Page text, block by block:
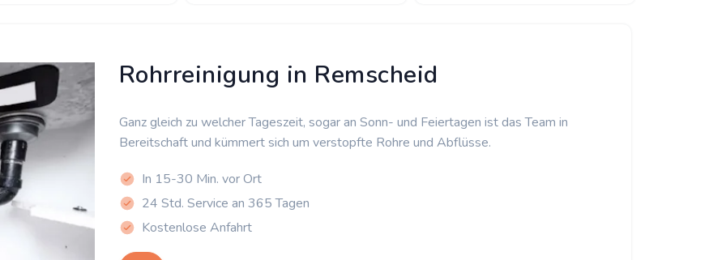
Rohrreinigung in Remscheid
Ganz gleich zu welcher Tageszeit, sogar an Sonn- und Feiertagen ist das Team in
Bereitschaft und kümmert sich um verstopfte Rohre und Abflüsse.
In 15-30 Min. vor Ort
24 Std. Service an 365 Tagen
Kostenlose Anfahrt